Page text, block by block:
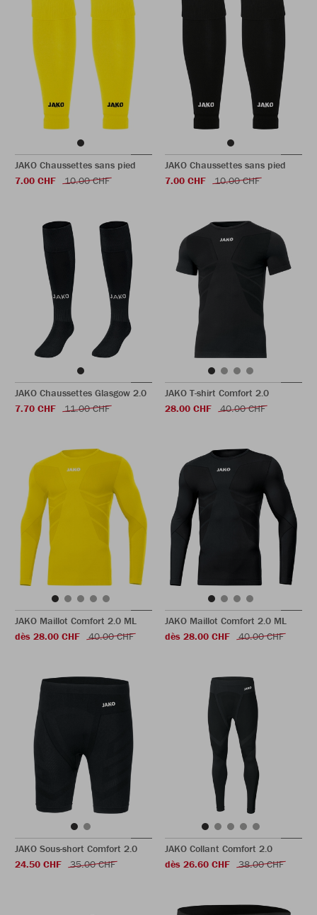
JAKO Chaussettes sans pied
7.00 CHF
10.00 CHF
JAKO Chaussettes sans pied
7.00 CHF
10.00 CHF
JAKO Chaussettes Glasgow 2.0
7.70 CHF
11.00 CHF
JAKO T-shirt Comfort 2.0
28.00 CHF
40.00 CHF
JAKO Maillot Comfort 2.0 ML
dès 28.00 CHF
40.00 CHF
JAKO Maillot Comfort 2.0 ML
dès 28.00 CHF
40.00 CHF
JAKO Sous-short Comfort 2.0
24.50 CHF
35.00 CHF
JAKO Collant Comfort 2.0
dès 26.60 CHF
38.00 CHF